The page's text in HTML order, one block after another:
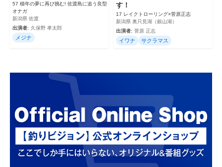
57 積年の夢に再び挑む! 佐渡島に追う良型
オナガ
新潟県 佐渡
出演者: 久保野 孝太郎
メジナ
す！
17 レイクトローリング×菅原正志
新潟県 奥只見湖（銀山湖）
出演者: 菅原 正志
イワナ サクラマス